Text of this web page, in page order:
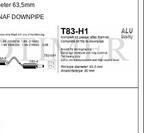
63,5mm
DOWNPIPE